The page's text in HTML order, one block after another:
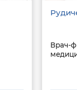
Врач-